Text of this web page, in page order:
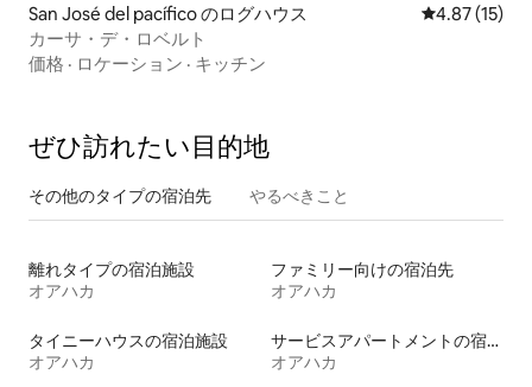
San José del pacífico のログハウス レビュー15
4.87 (15)
カーサ・デ・ロベルト
価格 · ロケーション · キッチン
ぜひ訪⁠れ⁠た⁠い目⁠的⁠地
その他のタ⁠イ⁠プ⁠の宿⁠泊⁠先 やるべきこと
離れタイプの宿泊施設
オアハカ
ファミリー向けの宿泊先
オアハカ
タイニーハウスの宿泊施設
オアハカ
サービスアパートメントの宿泊施設
オアハカ